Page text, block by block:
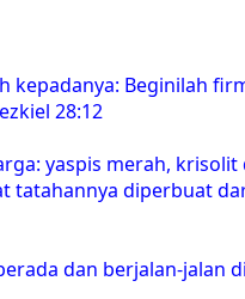
kepadanya: Beginilah
28:12
yaspis merah, krisolit
tatahannya diperbuat
dan berjalan-jalan